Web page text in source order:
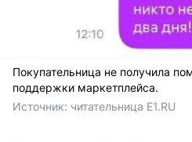
Покупательница не получила
поддержки маркетплейса.
Источник: читательница E1.RU